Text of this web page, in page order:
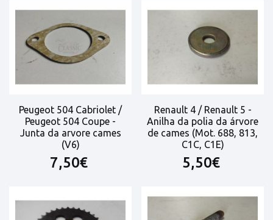
Peugeot 504 Cabriolet /
Peugeot 504 Coupe -
Junta da arvore cames
(V6)
7,50€
Renault 4 / Renault 5 -
Anilha da polia da árvore
de cames (Mot. 688, 813,
C1C, C1E)
5,50€